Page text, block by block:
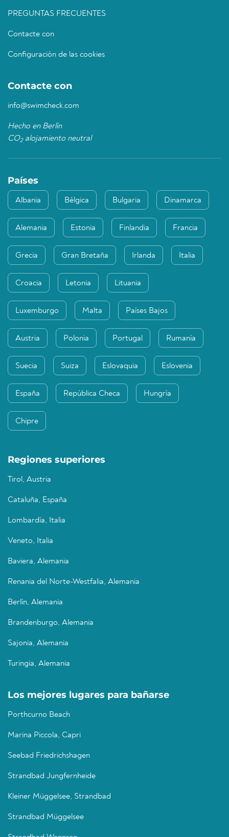
PREGUNTAS FRECUENTES
Contacte con
Configuración de las cookies
Contacte con
info@swimcheck.com
Hecho en Berlín
CO2alojamiento neutral
Países
Albania Bélgica Bulgaria Dinamarca
Alemania Estonia Finlandia Francia
Grecia Gran Bretaña Irlanda Italia
Croacia Letonia Lituania
Luxemburgo Malta Países Bajos
Austria Polonia Portugal Rumanía
Suecia Suiza Eslovaquia Eslovenia
España República Checa Hungría
Chipre
Regiones superiores
Tirol, Austria
Cataluña, España
Lombardía, Italia
Veneto, Italia
Baviera, Alemania
Renania del Norte-Westfalia, Alemania
Berlín, Alemania
Brandenburgo, Alemania
Sajonia, Alemania
Turingia, Alemania
Los mejores lugares para bañarse
Porthcurno Beach
Marina Piccola, Capri
Seebad Friedrichshagen
Strandbad Jungfernheide
Kleiner Müggelsee, Strandbad
Strandbad Müggelsee